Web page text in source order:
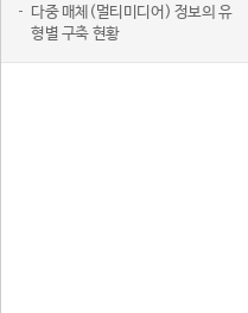
다중 매체(멀티미디어) 정보의 유
형별 구축 현황